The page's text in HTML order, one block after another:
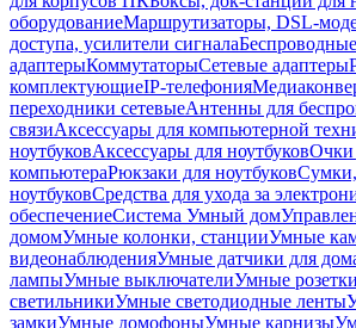
оборудованиеМаршрутизаторы, DSL-
доступа, усилители сигналаБеспроводные
адаптерыКоммутаторыСетевые адаптеры
комплектующиеIP-телефония
переходники сетевыеАнтенны для
связиАксессуары для компьютерной
ноутбуковАксессуары для ноутбуковОчки
компьютераРюкзаки для ноутбуков
ноутбуковСредства для ухода за
обеспечениеСистема Умный дом
домомУмные колонки, станцииУмные
видеонаблюденияУмные датчики для
лампыУмные выключателиУмные розетки
светильникиУмные светодиодные ленты
замкиУмные домофоныУмные карнизы